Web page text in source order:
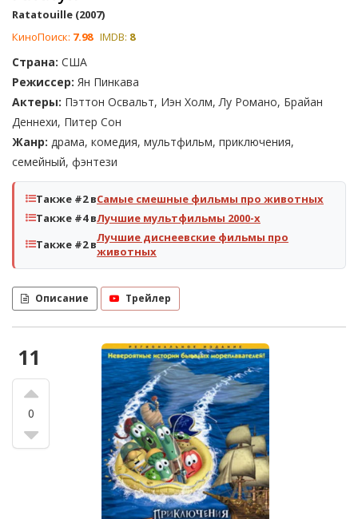
Ratatouille (2007)
КиноПоиск: 7.98 IMDB: 8
Страна: США
Режиссер: Ян Пинкава
Актеры: Пэттон Освальт, Иэн Холм, Лу Романо, Брайан
Деннехи, Питер Сон
Жанр: драма, комедия, мультфильм, приключения,
семейный, фэнтези
Также #2 вСамые смешные фильмы про животных
Также #4 вЛучшие мультфильмы 2000-х
Также #2 вЛучшие диснеевские фильмы про
животных
Описание Трейлер
11
0